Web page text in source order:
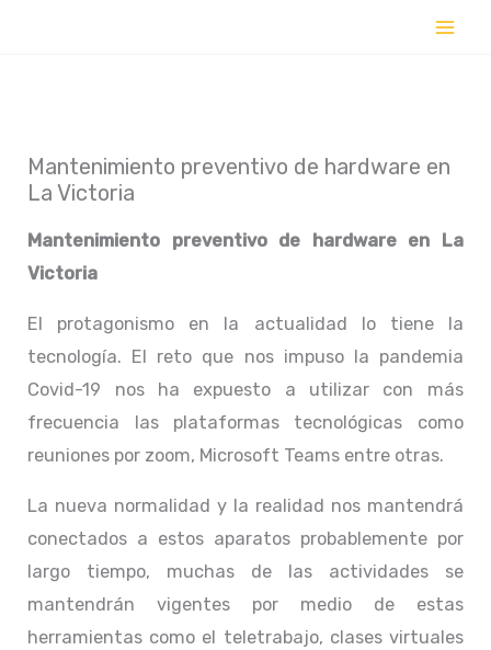
Mantenimiento preventivo de hardware en
La Victoria
Mantenimiento preventivo de hardware en
La
Victoria
El protagonismo en la actualidad lo tiene la
tecnología. El reto que nos impuso la pandemia
Covid-19 nos ha expuesto a utilizar con más
frecuencia las plataformas tecnológicas como
reuniones por zoom, Microsoft Teams entre otras.
La nueva normalidad y la realidad nos mantendrá
conectados a estos aparatos probablemente por
largo tiempo, muchas de las actividades se
mantendrán vigentes por medio de estas
herramientas como el teletrabajo, clases virtuales